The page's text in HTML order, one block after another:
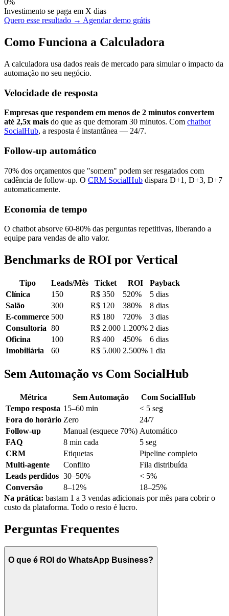
0%
Investimento se paga em X dias
Quero esse resultado → Agendar demo grátis
Como Funciona a Calculadora
A calculadora usa dados reais de mercado para simular o impacto da
automação no seu negócio.
Velocidade de resposta
Empresas que respondem em menos de 2 minutos convertem
até 2,5x mais do que as que demoram 30 minutos. Com chatbot
SocialHub, a resposta é instantânea — 24/7.
Follow-up automático
70% dos orçamentos que "somem" podem ser resgatados com
cadência de follow-up. O CRM SocialHub dispara D+1, D+3, D+7
automaticamente.
Economia de tempo
O chatbot absorve 60-80% das perguntas repetitivas, liberando a
equipe para vendas de alto valor.
Benchmarks de ROI por Vertical
Tipo Leads/Mês Ticket ROI
Payback
Clínica
150 R$ 350 520%
5 dias
Salão
300 R$ 120 380%
8 dias
E-commerce 500 R$ 180 720%
3 dias
Consultoria 80 R$ 2.000 1.200% 2 dias
Oficina
100 R$ 400 450%
6 dias
Imobiliária
60 R$ 5.000 2.500% 1 dia
Sem Automação vs Com SocialHub
Métrica Sem Automação
Com SocialHub
Tempo resposta 15–60 min
< 5 seg
Fora do horário Zero
24/7
Follow-up
Manual (esquece 70%) Automático
FAQ
8 min cada
5 seg
CRM
Etiquetas
Pipeline completo
Multi-agente
Conflito
Fila distribuída
Leads perdidos 30–50%
< 5%
Conversão
8–12%
18–25%
Na prática: bastam 1 a 3 vendas adicionais por mês para cobrir o
custo da plataforma. Todo o resto é lucro.
Perguntas Frequentes
O que é ROI do WhatsApp Business?